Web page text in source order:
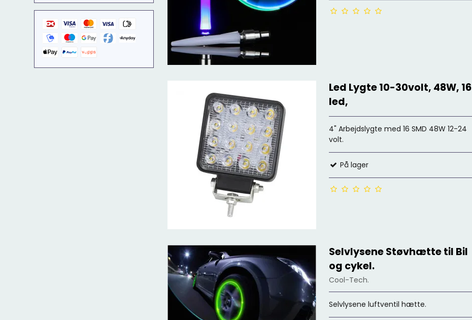
Led Lygte 10-30volt, 48W, 16
led,
4" Arbejdslygte med 16 SMD 48W 12-24
volt.
På lager
Selvlysene Støvhætte til Bil
og cykel.
Cool-Tech.
Selvlysene luftventil hætte.